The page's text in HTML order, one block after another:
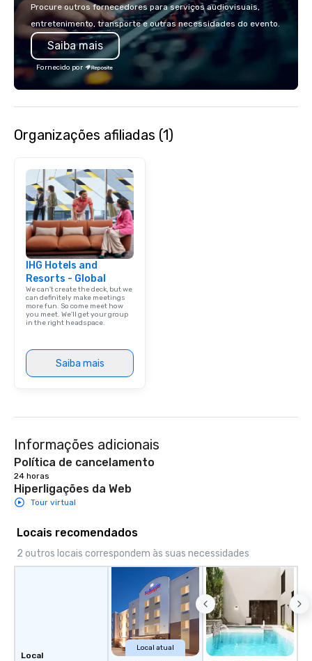
Procure outros fornecedores para serviços audiovisuais,
entretenimento, transporte e outras necessidades do evento.
Saiba mais
Fornecido por
Organizações afiliadas (1)
IHG Hotels and
Resorts - Global
We can't create the deck, but we
can definitely make meetings
more fun. So come meet how
you meet. We'll get your group
in the right headspace.
Saiba mais
Informações adicionais
Política de cancelamento
24 horas
Hiperligações da Web
Tour virtual
Locais recomendados
2 outros locais correspondem às suas necessidades
Local
Local atual